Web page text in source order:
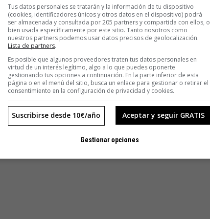
a la tortilla. Piensa por qué quieres que llegue el viernes,
manera podrías cambiar algo. Claro que cuesta cambiar,
de un día para otro, pero al menos si sabes qué es lo que
que no existan los lunes, tal y como los conocemos
por objetivos y pueda elegir su horario en función de sus
de horas, sino por la calidad de los resultados; en
dedicar nuestro tiempo a lo que más nos guste y
Tus datos personales se tratarán y la información de tu dispositivo
(cookies, identificadores únicos y otros datos en el dispositivo) podrá
ser almacenada y consultada por 205 partners y compartida con ellos, o
bien usada específicamente por este sitio. Tanto nosotros como
nuestros partners podemos usar datos precisos de geolocalización.
Lista de partners.
Es posible que algunos proveedores traten tus datos personales en
virtud de un interés legítimo, algo a lo que puedes oponerte
gestionando tus opciones a continuación. En la parte inferior de esta
página o en el menú del sitio, busca un enlace para gestionar o retirar el
consentimiento en la configuración de privacidad y cookies.
Aceptar y seguir GRATIS
Suscribirse desde 10€/año
Gestionar opciones